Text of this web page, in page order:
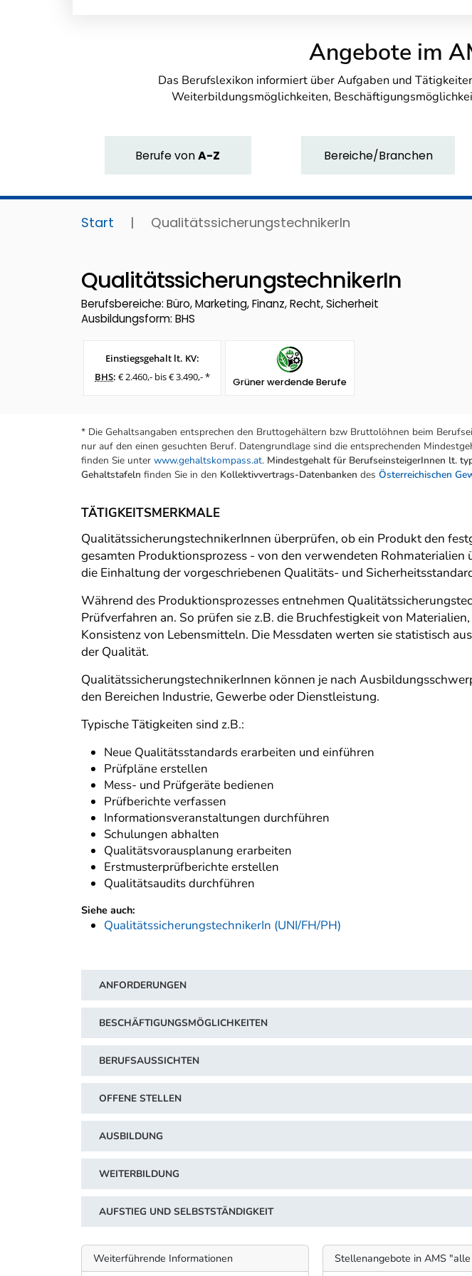
Angebote im
Das Berufslexikon informiert über Aufgaben und
Weiterbildungsmöglichkeiten,
BerufevonA-Z Bereiche/Branchen
Start | QualitätssicherungstechnikerIn
QualitätssicherungstechnikerIn
Berufsbereiche: Büro, Marketing, Finanz, Recht, Sicherheit
Ausbildungsform: BHS
Einstiegsgehalt lt. KV:
BHS: € 2.460,- bis € 3.490,- * Grüner werdende Berufe
* Die Gehaltsangaben entsprechen den Bruttogehältern bzw Bruttolöhnen beim
nur auf den einen gesuchten Beruf. Datengrundlage sind die entsprechenden
finden Sie unter www.gehaltskompass.at. Mindestgehalt für BerufseinsteigerInnen lt.
Gehaltstafeln finden Sie in den Kollektivvertrags-Datenbanken des Österreichischen
TÄTIGKEITSMERKMALE
QualitätssicherungstechnikerInnen überprüfen, ob ein Produkt den
gesamten Produktionsprozess - von den verwendeten
die Einhaltung der vorgeschriebenen Qualitäts- und
Während des Produktionsprozesses entnehmen
Prüfverfahren an. So prüfen sie z.B. die Bruchfestigkeit von
Konsistenz von Lebensmitteln. Die Messdaten werten sie statistisch
der Qualität.
QualitätssicherungstechnikerInnen können je nach
den Bereichen Industrie, Gewerbe oder Dienstleistung.
Typische Tätigkeiten sind z.B.:
Neue Qualitätsstandards erarbeiten und einführen
Prüfpläne erstellen
Mess- und Prüfgeräte bedienen
Prüfberichte verfassen
Informationsveranstaltungen durchführen
Schulungen abhalten
Qualitätsvorausplanung erarbeiten
Erstmusterprüfberichte erstellen
Qualitätsaudits durchführen
Siehe auch:
QualitätssicherungstechnikerIn (UNI/FH/PH)
ANFORDERUNGEN
BESCHÄFTIGUNGSMÖGLICHKEITEN
BERUFSAUSSICHTEN
OFFENE STELLEN
AUSBILDUNG
WEITERBILDUNG
AUFSTIEG UND SELBSTSTÄNDIGKEIT
Weiterführende Informationen Stellenangebote in AMS